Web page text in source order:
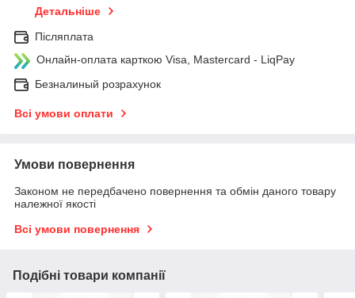
Детальніше
Післяплата
Онлайн-оплата карткою Visa, Mastercard - LiqPay
Безналиный розрахунок
Всі умови оплати
Умови повернення
Законом не передбачено повернення та обмін даного товару
належної якості
Всі умови повернення
Подібні товари компанії